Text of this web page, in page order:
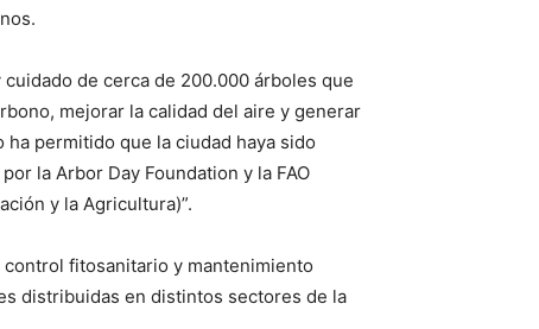
de cerca de 200.000 árboles que
mejorar la calidad del aire y generar
permitido que la ciudad haya sido
la Arbor Day Foundation y la FAO
y la Agricultura)”.
fitosanitario y mantenimiento
distribuidas en distintos sectores de la